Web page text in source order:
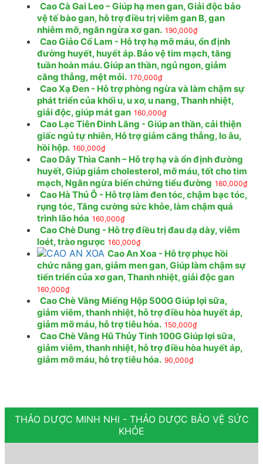
Cao Cà Gai Leo – Giúp hạ men gan, Giải độc bảo
vệ tế bào gan, hỗ trợ điều trị viêm gan B, gan
nhiễm mỡ, ngăn ngừa xơ gan. 190,000₫
Cao Giảo Cổ Lam - Hỗ trợ hạ mỡ máu, ổn định
đường huyết, huyết áp. Bảo vệ tim mạch, tăng
tuần hoàn máu. Giúp an thần, ngủ ngon, giảm
căng thẳng, mệt mỏi. 170,000₫
Cao Xạ Đen - Hỗ trợ phòng ngừa và làm chậm sự
phát triển của khối u, u xơ, u nang, Thanh nhiệt,
giải độc, giúp mát gan 160,000₫
Cao Lạc Tiên Đinh Lăng - Giúp an thần, cải thiện
giấc ngủ tự nhiên, Hỗ trợ giảm căng thẳng, lo âu,
hồi hộp. 160,000₫
Cao Dây Thìa Canh – Hỗ trợ hạ và ổn định đường
huyết, Giúp giảm cholesterol, mỡ máu, tốt cho tim
mạch, Ngăn ngừa biến chứng tiểu đường 160,000₫
Cao Hà Thủ Ô - Hỗ trợ làm đen tóc, chậm bạc tóc,
rụng tóc, Tăng cường sức khỏe, làm chậm quá
trình lão hóa 160,000₫
Cao Chè Dung - Hỗ trợ điều trị đau dạ dày, viêm
loét, trào ngược 160,000₫
Cao An Xoa - Hỗ trợ phục hồi
chức năng gan, giảm men gan, Giúp làm chậm sự
tiến triển của xơ gan, Thanh nhiệt, giải độc gan
160,000₫
Cao Chè Vằng Miếng Hộp 500G Giúp lợi sữa,
giảm viêm, thanh nhiệt, hỗ trợ điều hòa huyết áp,
giảm mỡ máu, hỗ trợ tiêu hóa. 150,000₫
Cao Chè Vằng Hũ Thủy Tinh 100G Giúp lợi sữa,
giảm viêm, thanh nhiệt, hỗ trợ điều hòa huyết áp,
giảm mỡ máu, hỗ trợ tiêu hóa. 90,000₫
THẢO DƯỢC MINH NHI - THẢO DƯỢC BẢO VỆ SỨC
KHỎE